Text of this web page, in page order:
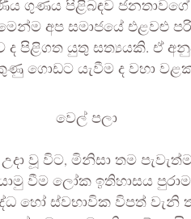
ගුණය පිළිබඳව
අප සමාජයේ එළවළු
පිළිගත යුතු සත්‍යයකි. ඒ
ගොඩට යැවීම ද වහා
වෙල් පලා
වූ විට, මිනිසා තම
වීම ලෝක ඉතිහාසය
හෝ ස්වභාවික විපත් වැනි